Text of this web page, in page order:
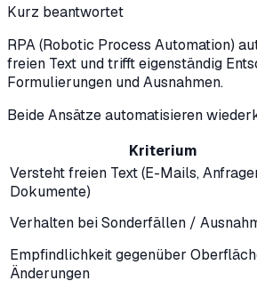
Kurz beantwortet
RPA (Robotic Process Automation)
freien Text und trifft eigenständig
Formulierungen und Ausnahmen.
Beide Ansätze automatisieren
Kriterium
Versteht freien Text (E-Mails,
Dokumente)
Verhalten bei Sonderfällen /
Empfindlichkeit gegenüber
Änderungen